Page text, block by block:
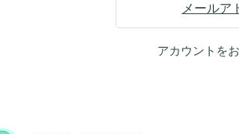
メールア
アカウントを